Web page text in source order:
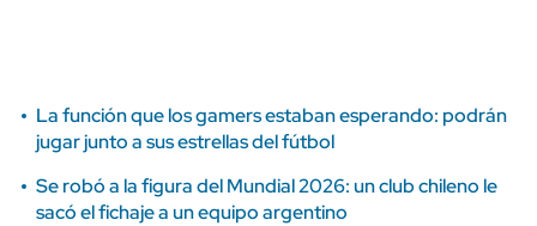
La función que los gamers estaban esperando: podrán
jugar junto a sus estrellas del fútbol
Se robó a la figura del Mundial 2026: un club chileno le
sacó el fichaje a un equipo argentino